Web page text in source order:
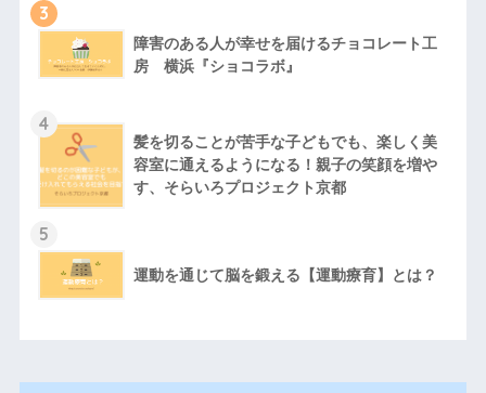
3
障害のある人が幸せを届けるチョコレート工
房 横浜『ショコラボ』
4
髪を切ることが苦手な子どもでも、楽しく美
容室に通えるようになる！親子の笑顔を増や
す、そらいろプロジェクト京都
5
運動を通じて脳を鍛える【運動療育】とは？